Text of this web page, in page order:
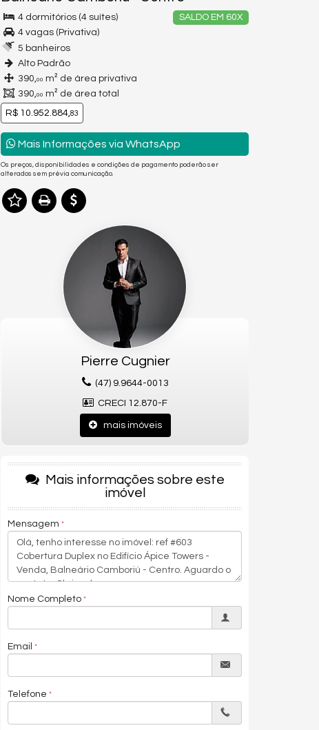
SALDO EM 60X
4 dormitórios (4 suítes)
4 vagas (Privativa)
5 banheiros
Alto Padrão
390,00 m² de área privativa
390,00 m² de área total
R$ 10.952.884,83
Mais Informações via WhatsApp
Os preços, disponibilidades e condições de pagamento poderão ser
alterados sem prévia comunicação.
Pierre Cugnier
(47) 9.9644-0013
CRECI 12.870-F
mais imóveis
Mais informações sobre este
imóvel
Mensagem
Nome Completo
Email
Telefone